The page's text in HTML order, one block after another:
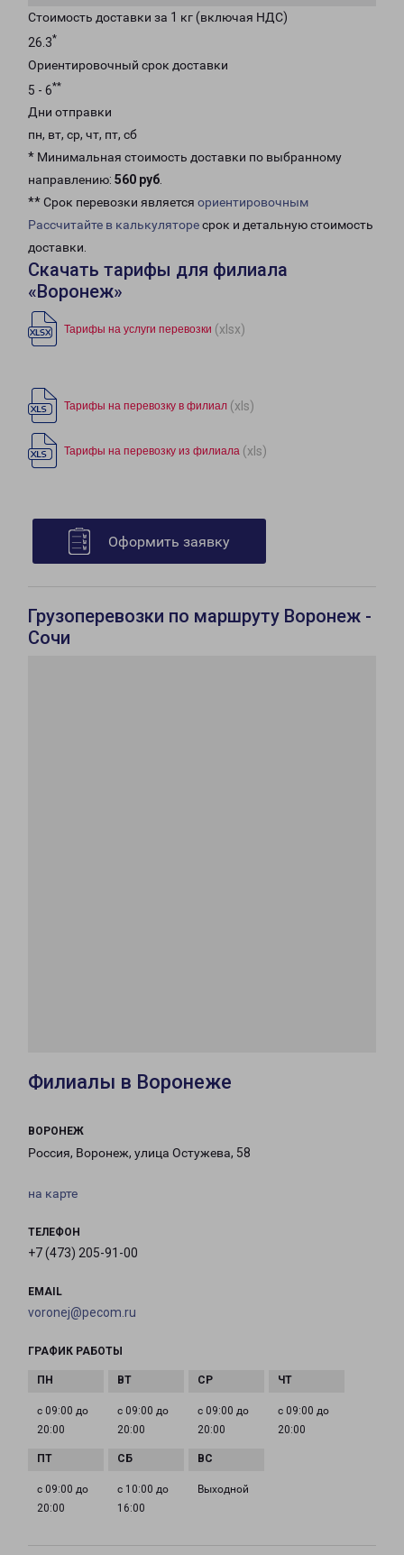
Стоимость доставки за 1 кг (включая НДС)
26.3*
Ориентировочный срок доставки
5 - 6**
Дни отправки
пн, вт, ср, чт, пт, сб
* Минимальная стоимость доставки по выбранному
направлению: 560 руб.
** Срок перевозки является ориентировочным
Рассчитайте в калькуляторесрок и детальную стоимость
доставки.
Скачать тарифы для филиала
«Воронеж»
Тарифы на услуги перевозки (xlsx)
Тарифы на перевозку в филиал (xls)
Тарифы на перевозку из филиала (xls)
Оформить заявку
Грузоперевозки по маршруту Воронеж -
Сочи
Филиалы в Воронеже
ВОРОНЕЖ
Россия, Воронеж, улица Остужева, 58
на карте
ТЕЛЕФОН
+7 (473) 205-91-00
EMAIL
voronej@pecom.ru
ГРАФИК РАБОТЫ
с 09:00 до
20:00
с 09:00 до
20:00
с 09:00 до
20:00
с 09:00 до
20:00
с 09:00 до
20:00
с 10:00 до
16:00
Выходной